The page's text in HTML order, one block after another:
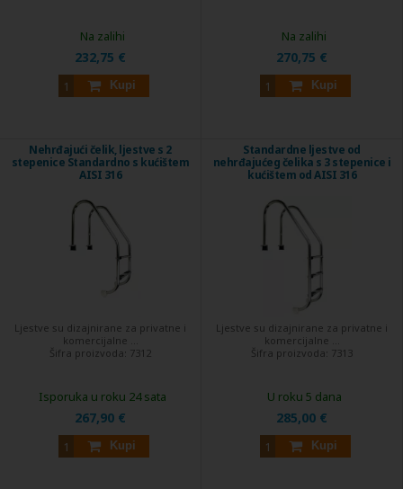
232,75 €
Kupi
Na zalihi
270,75 €
Kupi
Na zalihi
Nehrđajući čelik, ljestve s 2
stepenice Standardno s kućištem
AISI 316
Ljestve su dizajnirane za privatne i
komercijalne ...
Šifra proizvoda: 7312
267,90 €
Kupi
Isporuka u roku 24 sata
Standardne ljestve od
nehrđajućeg čelika s 3 stepenice i
kućištem od AISI 316
Ljestve su dizajnirane za privatne i
komercijalne ...
Šifra proizvoda: 7313
285,00 €
Kupi
U roku 5 dana